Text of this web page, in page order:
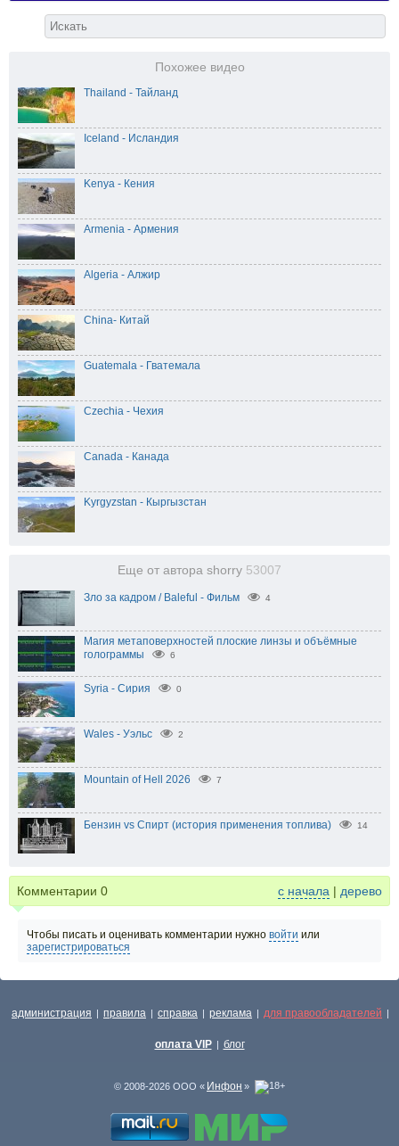
Похожее видео
Thailand - Тайланд
Iceland - Исландия
Kenya - Кения
Armenia - Армения
Algeria - Алжир
China- Китай
Guatemala - Гватемала
Czechia - Чехия
Canada - Канада
Kyrgyzstan - Кыргызстан
Еще от автора shorry 53007
Зло за кадром / Baleful - Фильм 4
Магия метаповерхностей плоские линзы и объёмные
голограммы
6
Syria - Сирия 0
Wales - Уэльс 2
Mountain of Hell 2026 7
Бензин vs Спирт (история применения топлива) 14
Комментарии 0 с начала | дерево
Чтобы писать и оценивать комментарии нужно войти или
зарегистрироваться
администрация | правила | справка | реклама | для правообладателей |
оплата VIP | блог
© 2008-2026 ООО « Инфон »